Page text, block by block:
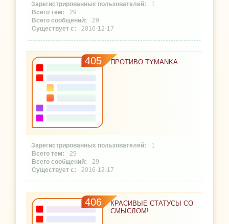
1
29
29
2016-12-17
405 ПРОТИВО TYMANKA
1
29
29
2016-12-17
406
КРАСИВЫЕ СТАТУСЫ СО
СМЫСЛОМ!